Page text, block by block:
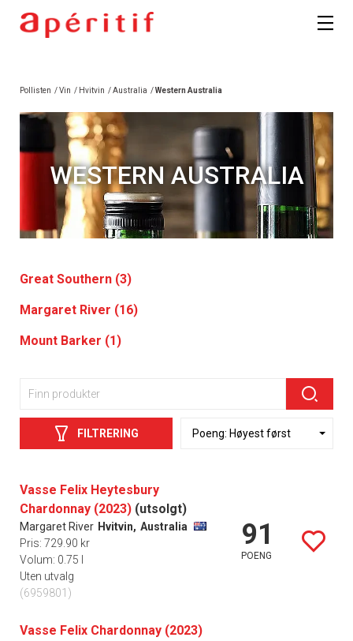
Pollisten /Vin / Hvitvin /Australia /Western Australia
WESTERN AUSTRALIA
Great Southern (3)
Margaret River (16)
Mount Barker (1)
FILTRERING
Vasse Felix Heytesbury
Chardonnay (2023) (utsolgt)
Margaret River Hvitvin, Australia
Pris: 729.90 kr
Volum: 0.75 l
Uten utvalg
(6959801)
91
POENG
Vasse Felix Chardonnay (2023)